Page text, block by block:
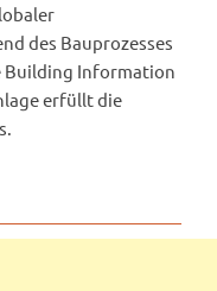
des Bauprozesses
Building Information
erfüllt die